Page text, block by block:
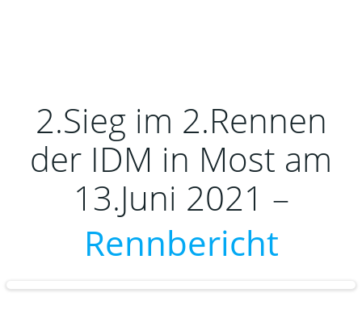
2.Sieg im 2.Rennen
der IDM in Most am
13.Juni 2021 –
Rennbericht